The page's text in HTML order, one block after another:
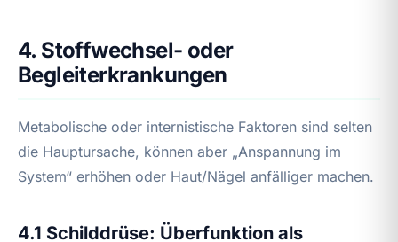
4. Stoffwechsel- oder
Begleiterkrankungen
Metabolische oder internistische Faktoren sind selten
die Hauptursache, können aber „Anspannung im
System“ erhöhen oder Haut/Nägel anfälliger machen.
4.1 Schilddrüse: Überfunktion als